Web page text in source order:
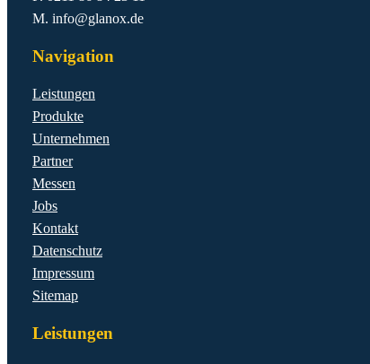
M. info@glanox.de
Navigation
Leistungen
Produkte
Unternehmen
Partner
Messen
Jobs
Kontakt
Datenschutz
Impressum
Sitemap
Leistungen